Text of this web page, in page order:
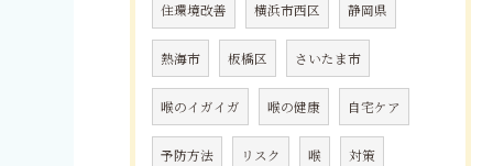
住環境改善 横浜市西区 静岡県
熱海市 板橋区 さいたま市
喉のイガイガ 喉の健康 自宅ケア
予防方法 リスク 喉 対策